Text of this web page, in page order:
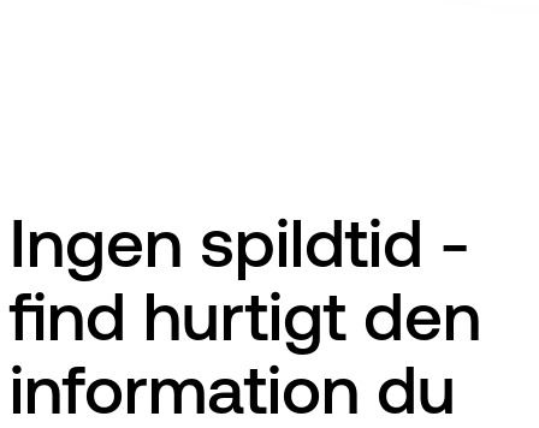
Ingen spildtid -
find hurtigt den
information du